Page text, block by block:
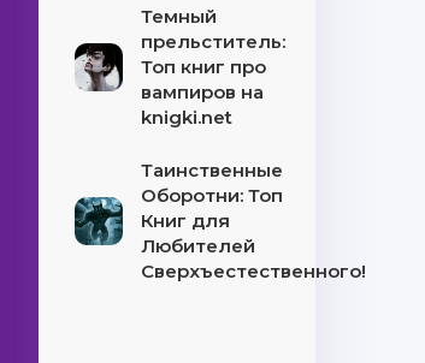
Темный
прельститель:
Топ книг про
вампиров на
knigki.net
Таинственные
Оборотни: Топ
Книг для
Любителей
Сверхъестественного!